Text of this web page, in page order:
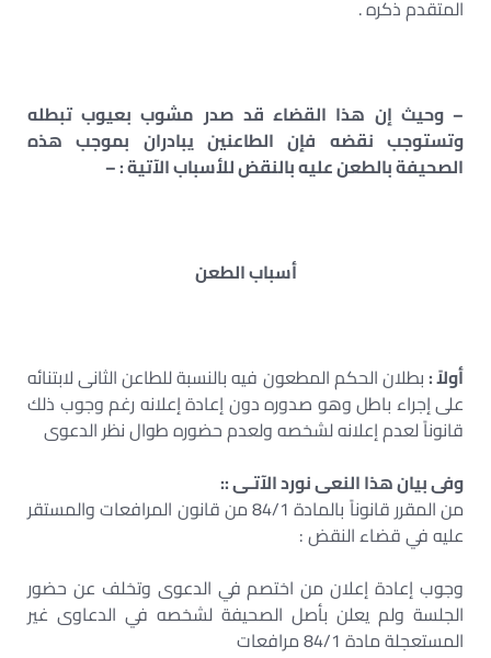
المتقدم ذكره .
– وحيث إن هذا القضاء قد صدر مشوب بعيوب تبطله
وتستوجب نقضه فإن الطاعنين يبادران بموجب هذه
الصحيفة بالطعن عليه بالنقض للأسباب الآتية : –
أسباب الطعن
أولاً :بطلان الحكم المطعون فيه بالنسبة للطاعن الثانى لابتنائه
على إجراء باطل وهو صدوره دون إعادة إعلانه رغم وجوب ذلك
قانوناً لعدم إعلانه لشخصه ولعدم حضوره طوال نظر الدعوى
وفى بيان هذا النعى نورد الآتـى ::
من المقرر قانوناً بالمادة 84/1 من قانون المرافعات والمستقر
عليه في قضاء النقض :
وجوب إعادة إعلان من اختصم في الدعوى وتخلف عن حضور
الجلسة ولم يعلن بأصل الصحيفة لشخصه في الدعاوى غير
المستعجلة مادة 84/1 مرافعات